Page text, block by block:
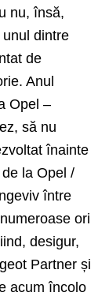
nu, însă,
dintre
de
Anul
Opel –
să nu
înainte
la Opel /
între
ori
desigur,
Partner și
acum încolo